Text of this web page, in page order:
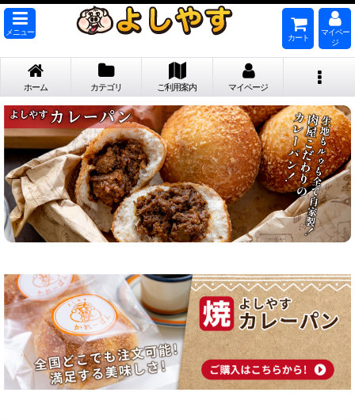
メニュー
カート
マイペー
ジ
ホーム カテゴリ ご利用案内 マイページ